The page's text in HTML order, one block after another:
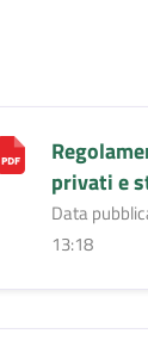
privati e
Data
13:18